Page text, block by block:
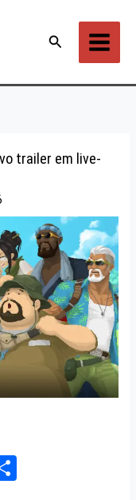
Pesquisar
trailer em live-